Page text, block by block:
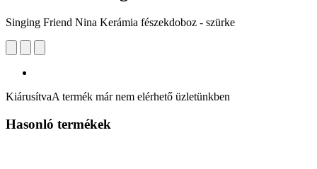
Singing Friend Nina Kerámia fészekdoboz - szürke
KiárusítvaA termék már nem elérhető üzletünkben
Hasonló termékek